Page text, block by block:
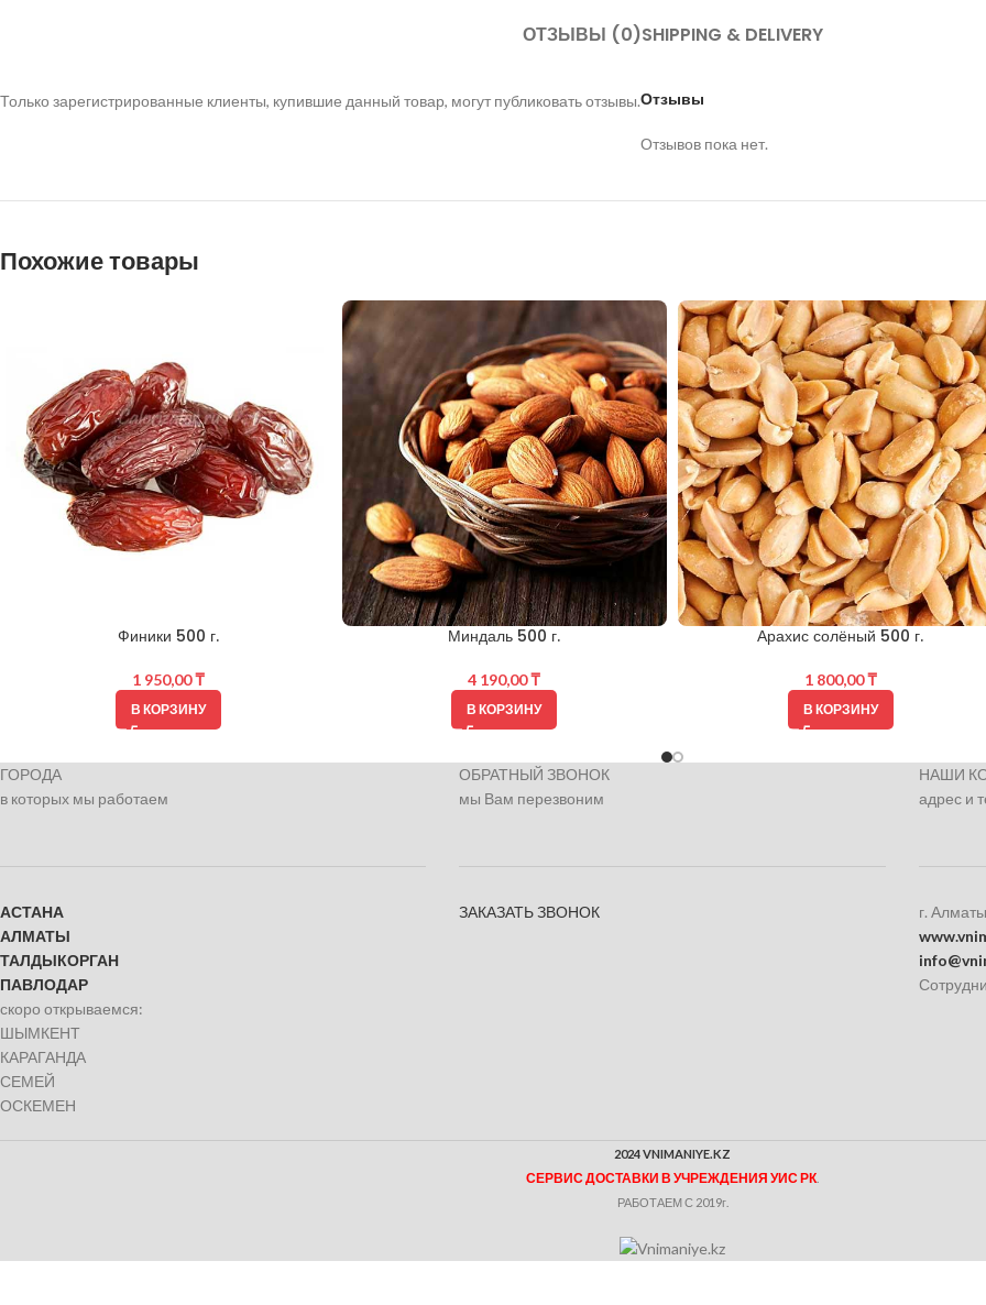
ОТЗЫВЫ (0)SHIPPING & DELIVERY
Отзывы
Отзывов пока нет.
Только зарегистрированные клиенты, купившие данный товар, могут публиковать отзывы.
Похожие товары
Финики 500 г.
1 950,00₸
В КОРЗИНУ
Миндаль 500 г.
4 190,00₸
В КОРЗИНУ
Арахис солёный 500 г.
1 800,00₸
В КОРЗИНУ
ГОРОДА
в которых мы работаем
АСТАНА
АЛМАТЫ
ТАЛДЫКОРГАН
ПАВЛОДАР
скоро открываемся:
ШЫМКЕНТ
КАРАГАНДА
СЕМЕЙ
ОСКЕМЕН
ОБРАТНЫЙ ЗВОНОК
мы Вам перезвоним
ЗАКАЗАТЬ ЗВОНОК
НАШИ
адрес и
г.
2024 VNIMANIYE.KZ
СЕРВИС ДОСТАВКИ В УЧРЕЖДЕНИЯ УИС РК
РАБОТАЕМ С 2019г.